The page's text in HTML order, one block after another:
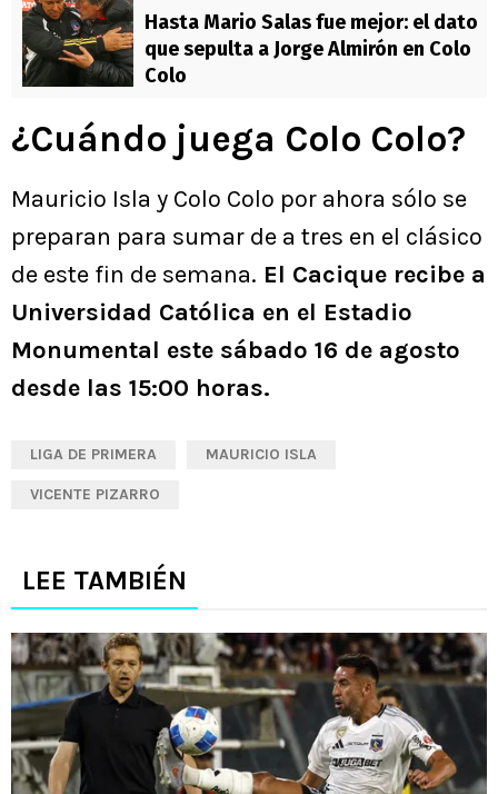
Hasta Mario Salas fue mejor: el dato
que sepulta a Jorge Almirón en Colo
Colo
¿Cuándo juega Colo Colo?
Mauricio Isla y Colo Colo por ahora sólo se
preparan para sumar de a tres en el clásico
de este fin de semana. El Cacique recibe a
Universidad Católica en el Estadio
Monumental este sábado 16 de agosto
desde las 15:00 horas.
LIGA DE PRIMERA MAURICIO ISLA
VICENTE PIZARRO
LEE TAMBIÉN